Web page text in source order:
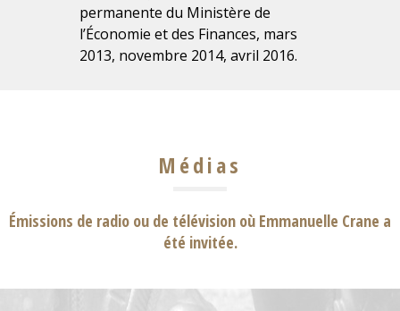
permanente du Ministère de
l’Économie et des Finances, mars
2013, novembre 2014, avril 2016.
Médias
Émissions de radio ou de télévision où Emmanuelle Crane a
été invitée.